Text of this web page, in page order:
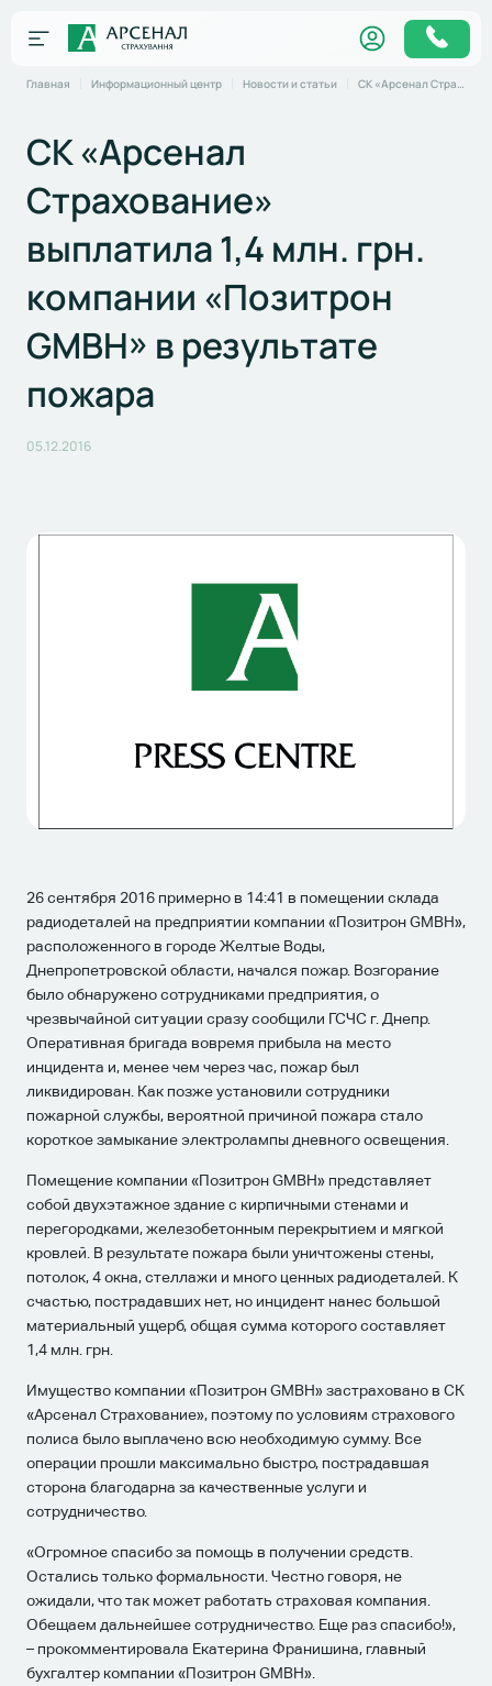
Главная Информационный центр Новости и статьи СК «Арсенал Страхование» выплатила 1,4 млн. грн. компании «Позитрон GMBH» в результате пожара
СК «Арсенал
Страхование»
выплатила 1,4 млн. грн.
компании «Позитрон
GMBH» в результате
пожара
05.12.2016
26 сентября 2016 примерно в 14:41 в помещении склада
радиодеталей на предприятии компании «Позитрон GMBH»,
расположенного в городе Желтые Воды,
Днепропетровской области, начался пожар. Возгорание
было обнаружено сотрудниками предприятия, о
чрезвычайной ситуации сразу сообщили ГСЧС г. Днепр.
Оперативная бригада вовремя прибыла на место
инцидента и, менее чем через час, пожар был
ликвидирован. Как позже установили сотрудники
пожарной службы, вероятной причиной пожара стало
короткое замыкание электролампы дневного освещения.
Помещение компании «Позитрон GMBH» представляет
собой двухэтажное здание с кирпичными стенами и
перегородками, железобетонным перекрытием и мягкой
кровлей. В результате пожара были уничтожены стены,
потолок, 4 окна, стеллажи и много ценных радиодеталей. К
счастью, пострадавших нет, но инцидент нанес большой
материальный ущерб, общая сумма которого составляет
1,4 млн. грн.
Имущество компании «Позитрон GMBH» застраховано в СК
«Арсенал Страхование», поэтому по условиям страхового
полиса было выплачено всю необходимую сумму. Все
операции прошли максимально быстро, пострадавшая
сторона благодарна за качественные услуги и
сотрудничество.
«Огромное спасибо за помощь в получении средств.
Остались только формальности. Честно говоря, не
ожидали, что так может работать страховая компания.
Обещаем дальнейшее сотрудничество. Еще раз спасибо!»,
– прокомментировала Екатерина Франишина, главный
бухгалтер компании «Позитрон GMBH».